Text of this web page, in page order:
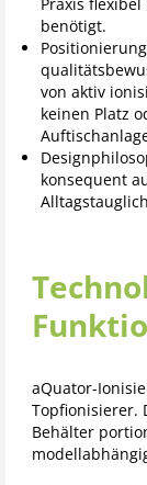
benötigt.
von aktiv
keinen Platz
konsequent
aQuator-
Topfionisierer.
Behälter